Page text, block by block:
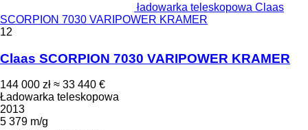
ładowarka teleskopowa Claas
SCORPION 7030 VARIPOWER KRAMER
12
Claas SCORPION 7030 VARIPOWER KRAMER
144 000 zł ≈ 33 440 €
Ładowarka teleskopowa
2013
5 379 m/g